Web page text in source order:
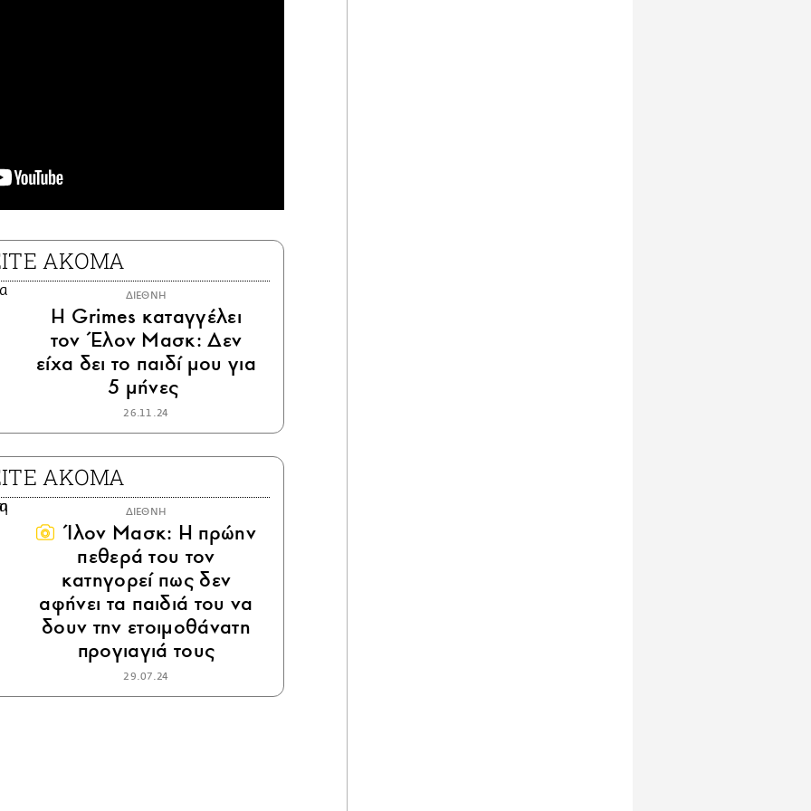
ΑΚΟΜΑ
ΔΙΕΘΝΗ
Η Grimes καταγγέλει
τον Έλον Μασκ: Δεν
είχα δει το παιδί μου για
5 μήνες
26.11.24
ΑΚΟΜΑ
ΔΙΕΘΝΗ
Ίλον Μασκ: Η πρώην
πεθερά του τον
κατηγορεί πως δεν
αφήνει τα παιδιά του να
δουν την ετοιμοθάνατη
προγιαγιά τους
29.07.24